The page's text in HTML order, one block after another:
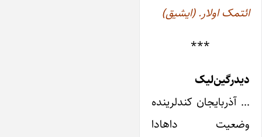
ائتمک اولار. (ایشیق)
***
دیدرگین‌لیک
… آذربایجان کندلرینده
وضعیت داهادا